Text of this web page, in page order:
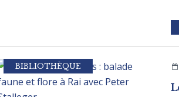
BIBLIOTHÈQUE